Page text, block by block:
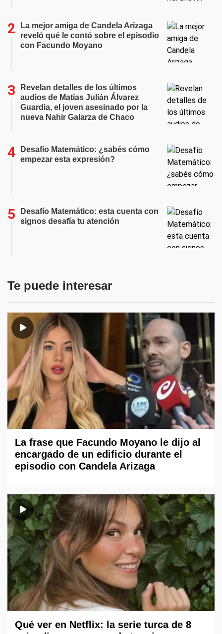
La mejor amiga de Candela Arizaga
reveló qué le contó sobre el episodio
con Facundo Moyano
Revelan detalles de los últimos
audios de Matías Julián Álvarez
Guardia, el joven asesinado por la
nueva Nahir Galarza de Chaco
Desafío Matemático: ¿sabés cómo
empezar esta expresión?
Desafío Matemático: esta cuenta con
signos desafía tu atención
Te puede interesar
La frase que Facundo Moyano le dijo al
encargado de un edificio durante el
episodio con Candela Arizaga
Qué ver en Netflix: la serie turca de 8